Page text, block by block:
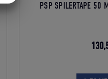
PSP SPILERTAPE 50
Den
pris